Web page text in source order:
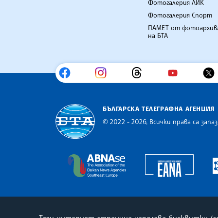
Фотогалерия ЛИК
Фотогалерия Спорт
ПАМЕТ от
на БТА
БЪЛГАРСКА ТЕЛЕГРАФНА АГЕНЦИЯ
© 2022 - 2026, Всички права са
The Assocoation of the